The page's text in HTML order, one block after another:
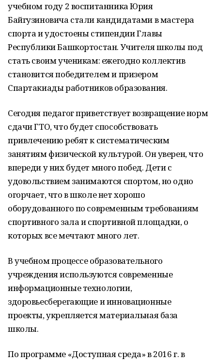
учебном году 2 воспитанника Юрия
Байгузиновича стали кандидатами в мастера
спорта и удостоены стипендии Главы
Республики Башкортостан. Учителя школы под
стать своим ученикам: ежегодно коллектив
становится победителем и призером
Спартакиады работников образования.
Сегодня педагог приветствует возвращение норм
сдачи ГТО, что будет способствовать
привлечению ребят к систематическим
занятиям физической культурой. Он уверен, что
впереди у них будет много побед. Дети с
удовольствием занимаются спортом, но одно
огорчает, что в школе нет хорошо
оборудованного по современным требованиям
спортивного зала и спортивной площадки, о
которых все мечтают много лет.
В учебном процессе образовательного
учреждения используются современные
информационные технологии,
здоровьесберегающие и инновационные
проекты, укрепляется материальная база
школы.
По программе «Доступная среда» в 2016 г. в